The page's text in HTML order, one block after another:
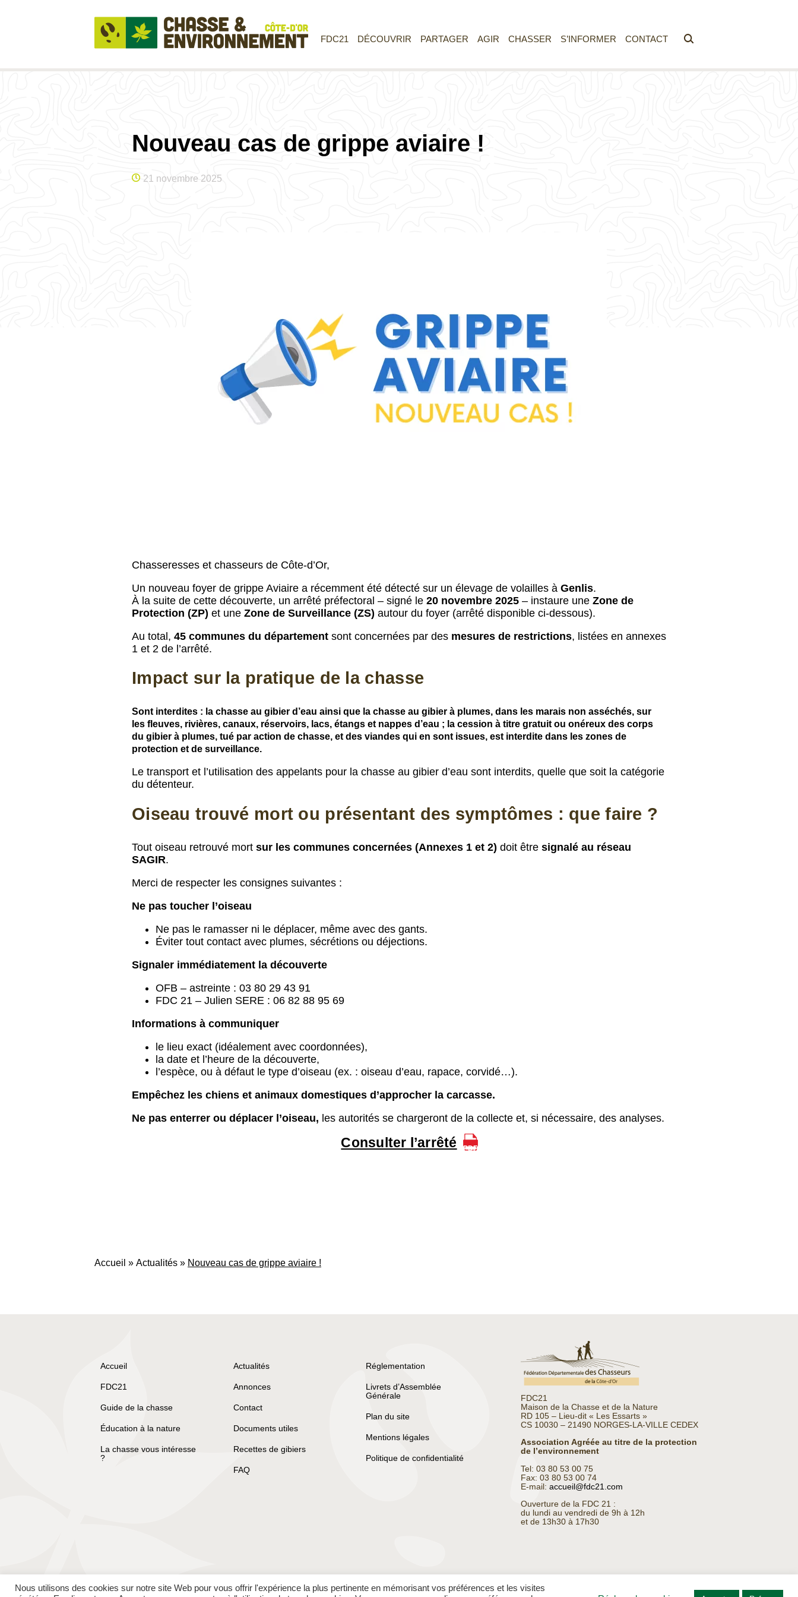
FDC21 DÉCOUVRIR PARTAGER AGIR CHASSER S’INFORMER CONTACT
Nouveau cas de grippe aviaire !
21 novembre 2025
Chasseresses et chasseurs de Côte-d’Or,
Un nouveau foyer de grippe Aviaire a récemment été détecté sur un élevage de volailles à Genlis.
À la suite de cette découverte, un arrêté préfectoral – signé le 20 novembre 2025 – instaure une Zone de
Protection (ZP) et une Zone de Surveillance (ZS) autour du foyer (arrêté disponible ci-dessous).
Au total, 45 communes du département sont concernées par des mesures de restrictions, listées en annexes
1 et 2 de l’arrêté.
Impact sur la pratique de la chasse
Sont interdites : la chasse au gibier d’eau ainsi que la chasse au gibier à plumes, dans les marais non asséchés, sur
les fleuves, rivières, canaux, réservoirs, lacs, étangs et nappes d’eau ; la cession à titre gratuit ou onéreux des corps
du gibier à plumes, tué par action de chasse, et des viandes qui en sont issues, est interdite dans les zones de
protection et de surveillance.
Le transport et l’utilisation des appelants pour la chasse au gibier d’eau sont interdits, quelle que soit la catégorie
du détenteur.
Oiseau trouvé mort ou présentant des symptômes : que faire ?
Tout oiseau retrouvé mort sur les communes concernées (Annexes 1 et 2) doit être signalé au réseau
SAGIR.
Merci de respecter les consignes suivantes :
Ne pas toucher l’oiseau
Ne pas le ramasser ni le déplacer, même avec des gants.
Éviter tout contact avec plumes, sécrétions ou déjections.
Signaler immédiatement la découverte
OFB – astreinte : 03 80 29 43 91
FDC 21 – Julien SERE : 06 82 88 95 69
Informations à communiquer
le lieu exact (idéalement avec coordonnées),
la date et l’heure de la découverte,
l’espèce, ou à défaut le type d’oiseau (ex. : oiseau d’eau, rapace, corvidé…).
Empêchez les chiens et animaux domestiques d’approcher la carcasse.
Ne pas enterrer ou déplacer l’oiseau, les autorités se chargeront de la collecte et, si nécessaire, des analyses.
Consulter l’arrêté
Accueil » Actualités » Nouveau cas de grippe aviaire !
Accueil
FDC21
Guide de la chasse
Éducation à la nature
La chasse vous intéresse
?
Actualités
Annonces
Contact
Documents utiles
Recettes de gibiers
FAQ
Réglementation
Livrets d’Assemblée
Générale
Plan du site
Mentions légales
Politique de confidentialité
FDC21
Maison de la Chasse et de la Nature
RD 105 – Lieu-dit « Les Essarts »
CS 10030 – 21490 NORGES-LA-VILLE CEDEX
Association Agréée au titre de la protection
de l’environnement
Tel: 03 80 53 00 75
Fax: 03 80 53 00 74
E-mail:accueil@fdc21.com
Ouverture de la FDC 21 :
du lundi au vendredi de 9h à 12h
et de 13h30 à 17h30
Nous utilisons des cookies sur notre site Web pour vous offrir l'expérience la plus pertinente en mémorisant vos préférences et les visites